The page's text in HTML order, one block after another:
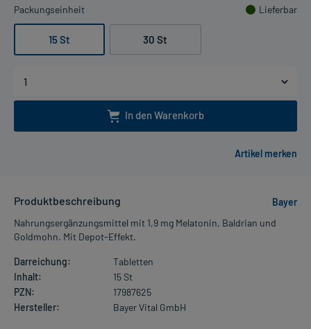
Packungseinheit Lieferbar
15 St 30 St
In den Warenkorb
Produktbeschreibung
Bayer
Nahrungsergänzungsmittel mit 1,9 mg Melatonin, Baldrian und
Goldmohn. Mit Depot-Effekt.
Darreichung:
Tabletten
Inhalt:
15 St
PZN:
17987625
Hersteller:
Bayer Vital GmbH